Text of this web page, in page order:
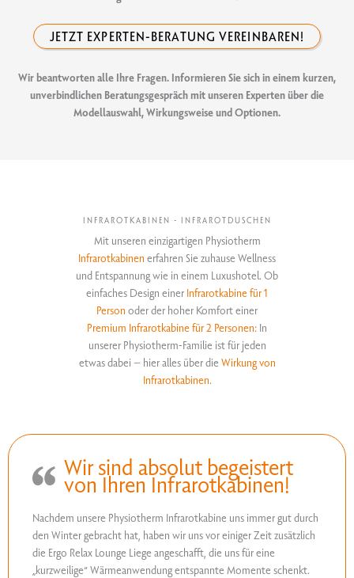
JETZT EXPERTEN-BERATUNG VEREINBAREN!
Wir beantworten alle Ihre Fragen. Informieren Sie sich in einem kurzen,
unverbindlichen Beratungsgespräch mit unseren Experten über die
Modellauswahl, Wirkungsweise und Optionen.
INFRAROTKABINEN - INFRAROTDUSCHEN
Mit unseren einzigartigen Physiotherm
Infrarotkabinen erfahren Sie zuhause Wellness
und Entspannung wie in einem Luxushotel. Ob
einfaches Design einer Infrarotkabine für 1
Person oder der hoher Komfort einer
Premium Infrarotkabine für 2 Personen: In
unserer Physiotherm-Familie ist für jeden
etwas dabei – hier alles über die Wirkung von
Infrarotkabinen.
Wir sind absolut begeistert
von Ihren Infrarotkabinen!
Nachdem unsere Physiotherm Infrarotkabine uns immer gut durch
den Winter gebracht hat, haben wir uns vor einiger Zeit zusätzlich
die Ergo Relax Lounge Liege angeschafft, die uns für eine
„kurzweilige“ Wärmeanwendung entspannte Momente schenkt.